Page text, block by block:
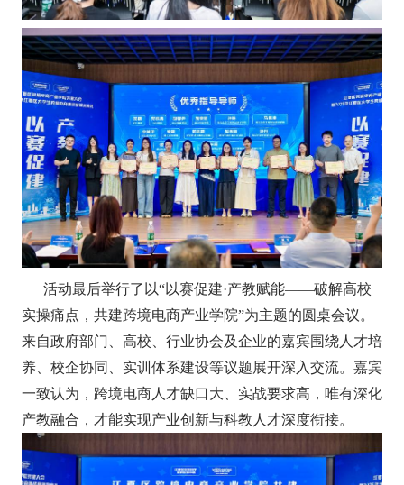
活动最后举行了以“以赛促建·产教赋能——破解高校
实操痛点，共建跨境电商产业学院”为主题的圆桌会议。
来自政府部门、高校、行业协会及企业的嘉宾围绕人才培
养、校企协同、实训体系建设等议题展开深入交流。嘉宾
一致认为，跨境电商人才缺口大、实战要求高，唯有深化
产教融合，才能实现产业创新与科教人才深度衔接。